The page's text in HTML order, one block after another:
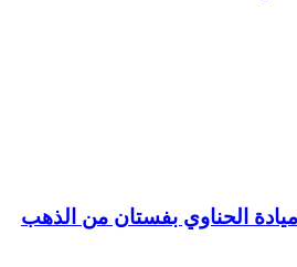
الحناوي بفستان من الذهب